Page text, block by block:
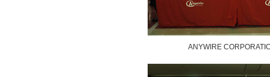
ANYWIRE